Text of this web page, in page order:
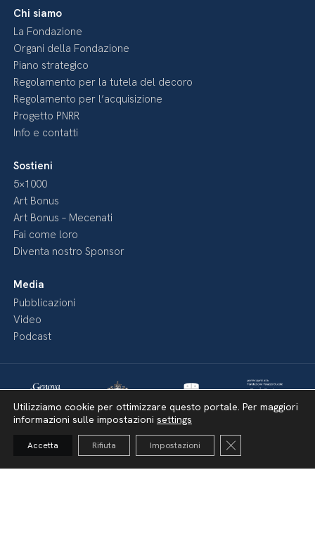
Chi siamo
La Fondazione
Organi della Fondazione
Piano strategico
Regolamento per la tutela del decoro
Regolamento per l’acquisizione
Progetto PNRR
Info e contatti
Sostieni
5×1000
Art Bonus
Art Bonus – Mecenati
Fai come loro
Diventa nostro Sponsor
Media
Pubblicazioni
Video
Podcast
Utilizziamo cookie per ottimizzare questo portale. Per maggiori
informazioni sulle impostazioni settings
Accetta Rifiuta Impostazioni Close GDPR